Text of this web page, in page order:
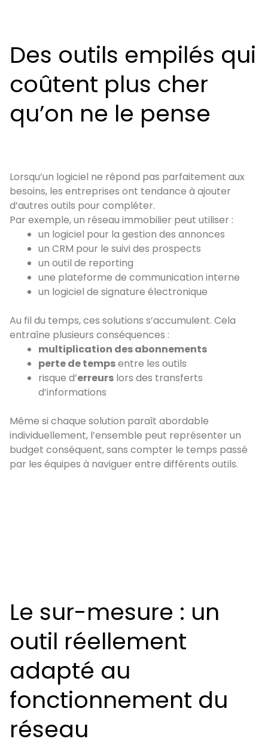
Des outils empilés qui
coûtent plus cher
qu’on ne le pense
Lorsqu’un logiciel ne répond pas parfaitement aux
besoins, les entreprises ont tendance à ajouter
d’autres outils pour compléter.
Par exemple, un réseau immobilier peut utiliser :
un logiciel pour la gestion des annonces
un CRM pour le suivi des prospects
un outil de reporting
une plateforme de communication interne
un logiciel de signature électronique
Au fil du temps, ces solutions s’accumulent. Cela
entraîne plusieurs conséquences :
multiplication des abonnements
perte de tempsentre les outils
risque d’erreurs lors des transferts
d’informations
Même si chaque solution paraît abordable
individuellement, l’ensemble peut représenter un
budget conséquent, sans compter le temps passé
par les équipes à naviguer entre différents outils.
Le sur-mesure : un
outil réellement
adapté au
fonctionnement du
réseau